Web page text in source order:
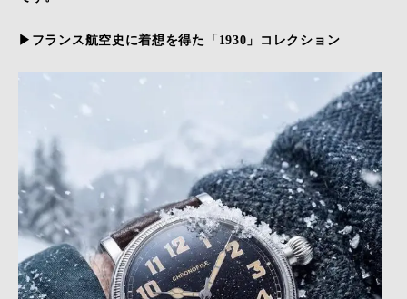
▶フランス航空史に着想を得た「 1930 」コレクション